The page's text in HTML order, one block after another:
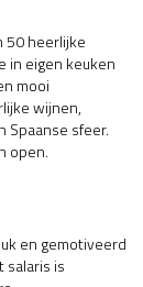
50 heerlijke
in eigen keuken
mooi
wijnen,
Spaanse sfeer.
open.
en gemotiveerd
salaris is